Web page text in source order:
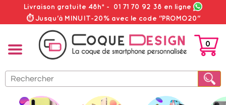
Livraison gratuite 48h* - 01 71 70 92 38 en ligne
⏱ Jusqu'à MINUIT-20% avec le code "PROMO20"
PANIER
0